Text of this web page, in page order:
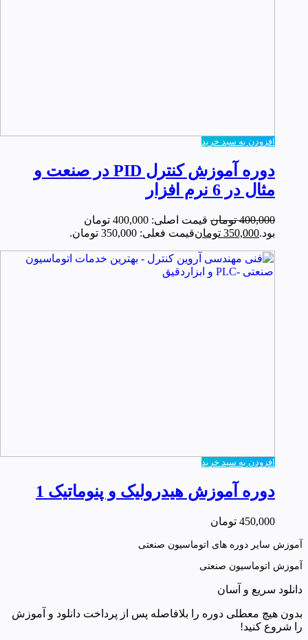
افزودن به سبد خرید
دوره آموزش کنترل PID در صنعت و
مثال در 6 نرم افزار
400,000 تومان
قیمت اصلی: 400,000 تومان
بود.350,000 تومانقیمت فعلی: 350,000 تومان.
افزودن به سبد خرید
دوره آموزش هیدرولیک و پنوماتیک 1
450,000 تومان
آموزش سایر دوره های اتوماسیون صنعتی
آموزش اتوماسیون صنعتی
دانلود سریع و آسان
بدون هیچ معطلی دوره را بلافاصله پس از پرداخت دانلود و آموزش
را شروع کنید!